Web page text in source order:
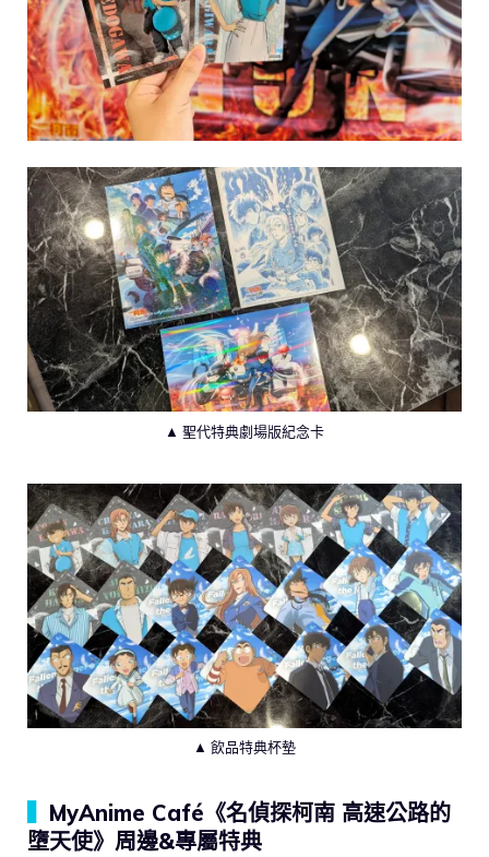
▲ 聖代特典劇場版紀念卡
▲ 飲品特典杯墊
MyAnime Café《名偵探柯南 高速公路的
墮天使》周邊&專屬特典